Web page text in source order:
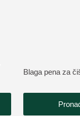
VIŠE
Blaga pena za